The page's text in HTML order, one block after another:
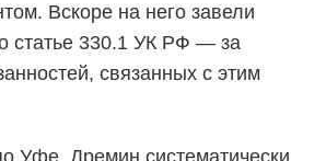
Вскоре на него завели
статье 330.1 УК РФ — за
связанных с этим
Уфе, Дремин систематически